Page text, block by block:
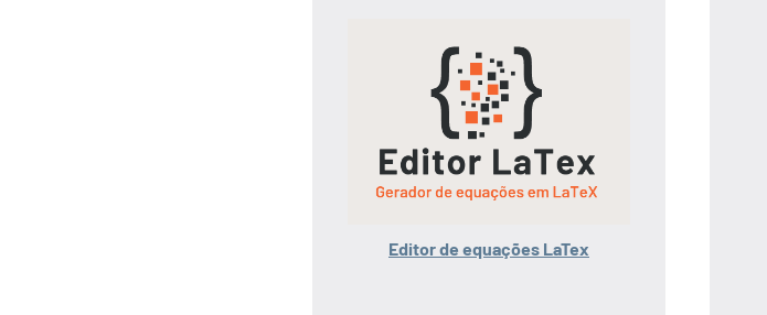
Editor de equações LaTex